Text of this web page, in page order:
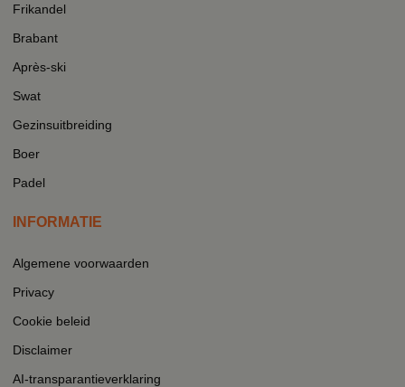
Frikandel
Brabant
Après-ski
Swat
Gezinsuitbreiding
Boer
Padel
INFORMATIE
Algemene voorwaarden
Privacy
Cookie beleid
Disclaimer
AI-transparantieverklaring